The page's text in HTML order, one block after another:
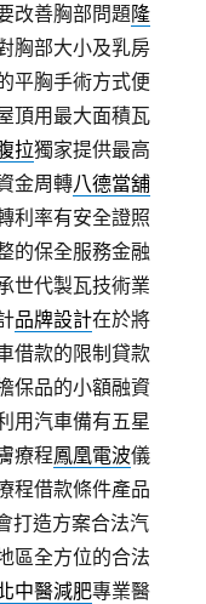
改善胸部問題隆
胸部大小及乳房
平胸手術方式便
頂用最大面積瓦
拉獨家提供最高
金周轉八德當舖
利率有安全證照
的保全服務金融
世代製瓦技術業
品牌設計在於將
借款的限制貸款
保品的小額融資
用汽車備有五星
療程鳳凰電波儀
程借款條件產品
打造方案合法汽
區全方位的合法
中醫減肥專業醫